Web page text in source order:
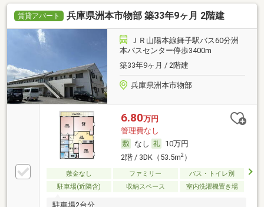
賃貸アパート 兵庫県洲本市物部 築33年9ヶ月 2階建
ＪＲ山陽本線舞子駅バス60分洲
本バスセンター停歩3400m
築33年9ヶ月 / 2階建
兵庫県洲本市物部
6.80万円
管理費なし
なし
10万円
2階 / 3DK（53.5m2）
敷金なし ファミリー
バス・トイレ別
駐車場(近隣含)
収納スペース 室内洗濯機置き場
駐車場2台分